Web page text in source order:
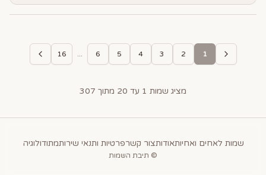
1
2
3
4
5
6
...
16
מציג שמות 1 עד 20 מתוך 307
שמות לאחים ואחיותאודותצור קשרפרטיות ותנאי שירותמתודולוגיה
© תיבת השמות